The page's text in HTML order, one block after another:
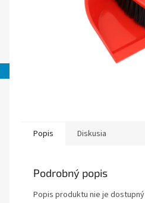
Popis Diskusia
Podrobný popis
Popis produktu nie je dostupný